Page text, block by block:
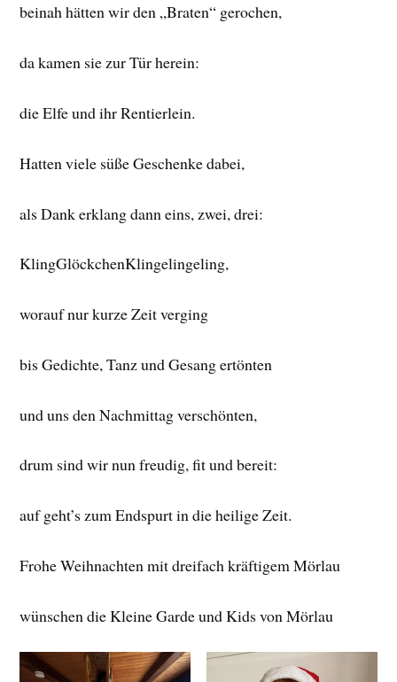
beinah hätten wir den „Braten“ gerochen,
da kamen sie zur Tür herein:
die Elfe und ihr Rentierlein.
Hatten viele süße Geschenke dabei,
als Dank erklang dann eins, zwei, drei:
KlingGlöckchenKlingelingeling,
worauf nur kurze Zeit verging
bis Gedichte, Tanz und Gesang ertönten
und uns den Nachmittag verschönten,
drum sind wir nun freudig, fit und bereit:
auf geht’s zum Endspurt in die heilige Zeit.
Frohe Weihnachten mit dreifach kräftigem Mörlau
wünschen die Kleine Garde und Kids von Mörlau